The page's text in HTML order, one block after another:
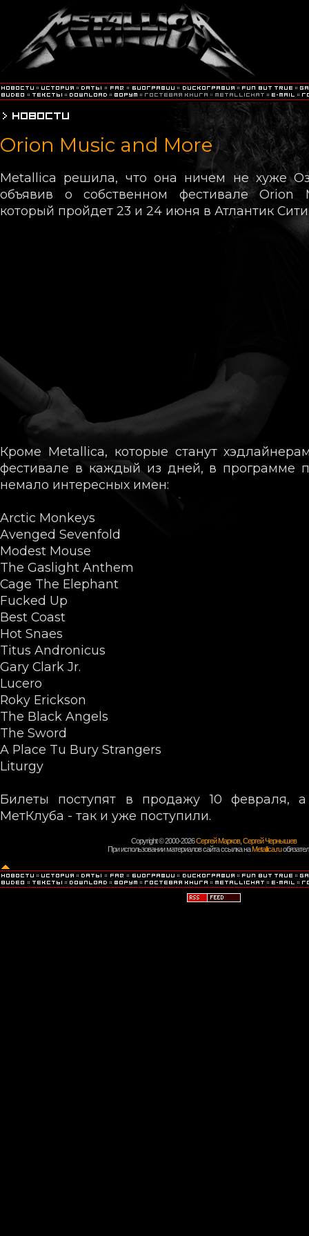
Orion Music and More
Metallica решила, что она ничем не хуже
объявив о собственном фестивале Orion
который пройдет 23 и 24 июня в Атлантик
Кроме Metallica, которые станут
фестивале в каждый из дней, в программе
немало интересных имен:
Arctic Monkeys
Avenged Sevenfold
Modest Mouse
The Gaslight Anthem
Cage The Elephant
Fucked Up
Best Coast
Hot Snaes
Titus Andronicus
Gary Clark Jr.
Lucero
Roky Erickson
The Black Angels
The Sword
A Place Tu Bury Strangers
Liturgy
Билеты поступят в продажу 10 февраля,
МетКлуба - так и уже поступили.
Copyright © 2000-2026Сергей Марков, Сергей Чернышев
При использовании материалов сайта ссылка наMetallica.ru